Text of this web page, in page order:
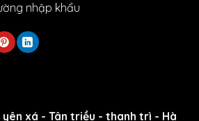
nhập khẩu
yên xá - Tân triều - thanh trì - Hà